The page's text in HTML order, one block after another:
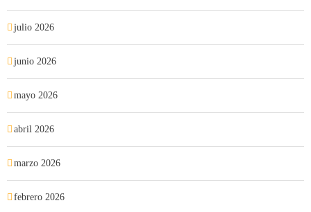
julio 2026
junio 2026
mayo 2026
abril 2026
marzo 2026
febrero 2026